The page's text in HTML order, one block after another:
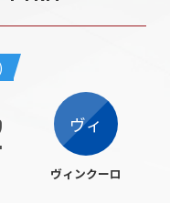
ヴィ
ヴィンクーロ